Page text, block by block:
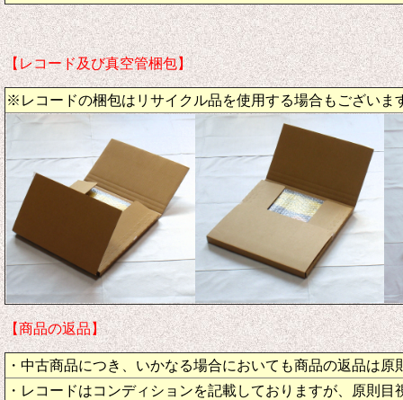
【レコード及び真空管梱包】
※レコードの梱包はリサイクル品を使用する場合もございま
【商品の返品】
・中古商品につき、いかなる場合においても商品の返品は原
・レコードはコンディションを記載しておりますが、原則目